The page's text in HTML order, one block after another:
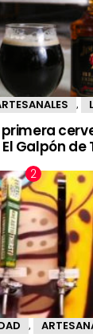
primera
Galpón de
,